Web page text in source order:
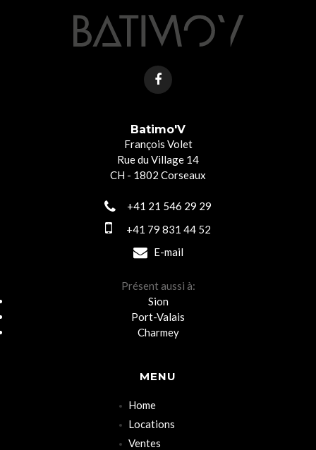
MENU
Home
Locations
Ventes
Batimo'V
François Volet
Rue du Village 14
CH - 1802 Corseaux
+41 21 546 29 29
+41 79 831 44 52
E-mail
Présent aussi à:
Sion
Port-Valais
Charmey